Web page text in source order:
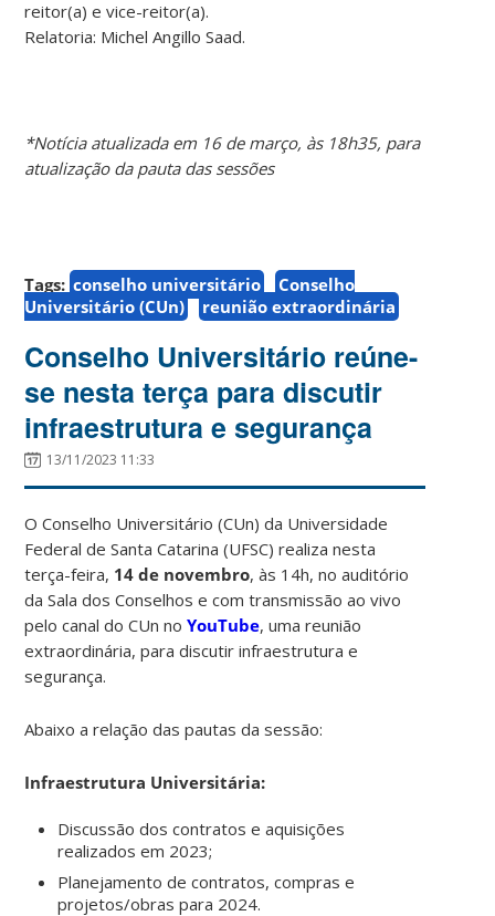
reitor(a) e vice-reitor(a).
Relatoria: Michel Angillo Saad.
*Notícia atualizada em 16 de março, às 18h35, para
atualização da pauta das sessões
Tags: conselho universitário
Conselho
Universitário (CUn)
reunião extraordinária
Conselho Universitário reúne-
se nesta terça para discutir
infraestrutura e segurança
13/11/2023 11:33
O Conselho Universitário (CUn) da Universidade
Federal de Santa Catarina (UFSC) realiza nesta
terça-feira, 14 de novembro, às 14h, no auditório
da Sala dos Conselhos e com transmissão ao vivo
pelocanal do CUn noYouTube, uma reunião
extraordinária, para discutir infraestrutura e
segurança.
Abaixo a relação das pautas da sessão:
Infraestrutura Universitária:
Discussão dos contratos e aquisições
realizados em 2023;
Planejamento de contratos, compras e
projetos/obras para 2024.